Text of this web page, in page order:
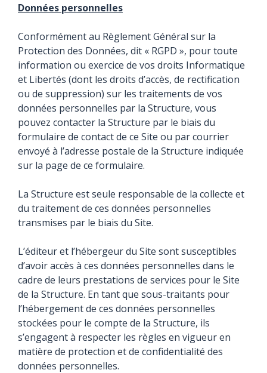
Données personnelles
Conformément au Règlement Général sur la
Protection des Données, dit « RGPD », pour toute
information ou exercice de vos droits Informatique
et Libertés (dont les droits d’accès, de rectification
ou de suppression) sur les traitements de vos
données personnelles par la Structure, vous
pouvez contacter la Structure par le biais du
formulaire de contact de ce Site ou par courrier
envoyé à l’adresse postale de la Structure indiquée
sur la page de ce formulaire.
La Structure est seule responsable de la collecte et
du traitement de ces données personnelles
transmises par le biais du Site.
L’éditeur et l’hébergeur du Site sont susceptibles
d’avoir accès à ces données personnelles dans le
cadre de leurs prestations de services pour le Site
de la Structure. En tant que sous-traitants pour
l’hébergement de ces données personnelles
stockées pour le compte de la Structure, ils
s’engagent à respecter les règles en vigueur en
matière de protection et de confidentialité des
données personnelles.